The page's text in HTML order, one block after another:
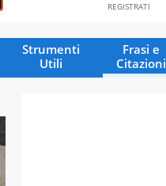
REGISTRATI
Strumenti
Utili
Frasi e
Citazioni